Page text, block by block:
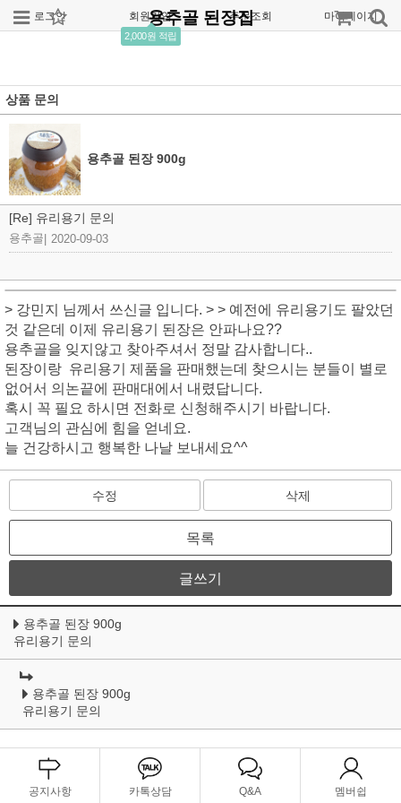
로그인 회원가입
2,000원 적립
주문조회 마이페이지
용추골 된장집
상품 문의
용추골 된장 900g
[Re] 유리용기 문의
용추골 2020-09-03
> 강민지 님께서 쓰신글 입니다. > > 예전에 유리용기도 팔았던
것 같은데 이제 유리용기 된장은 안파나요??
용추골을 잊지않고 찾아주셔서 정말 감사합니다..
된장이랑 유리용기 제품을 판매했는데 찾으시는 분들이 별로
없어서 의논끝에 판매대에서 내렸답니다.
혹시 꼭 필요 하시면 전화로 신청해주시기 바랍니다.
고객님의 관심에 힘을 얻네요.
늘 건강하시고 행복한 나날 보내세요^^
수정 삭제
목록
글쓰기
용추골 된장 900g
유리용기 문의
용추골 된장 900g
유리용기 문의
공지사항 카톡상담 Q&A 멤버쉽